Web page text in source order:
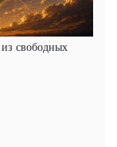
свободных